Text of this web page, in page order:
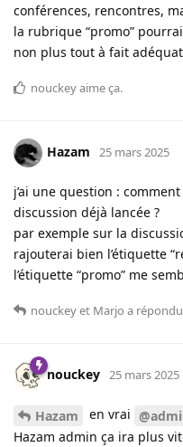
conférences, rencontres,
la rubrique “promo”
non plus tout à fait adéquat
nouckeyaime ça.
Hazam 25 mars 2025
j’ai une question :
discussion déjà lancée ?
par exemple sur la
rajouterai bien l’étiquette
l’étiquette “promo” me
nouckeyet Marjo a
nouckey 25 mars 2025
Hazam en vrai
Hazam admin ça ira plus